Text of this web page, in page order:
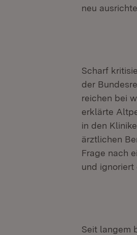
neu
Scharf
der
reichen bei
erklärte
in den
ärztlichen
Frage nach
und ignoriert
Seit langem